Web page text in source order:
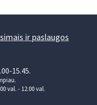
ir paslaugos
15.45.
val. - 12.00 val.